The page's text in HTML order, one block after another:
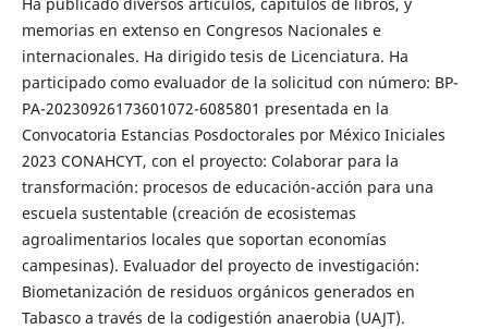
memorias en extenso en Congresos Nacionales e
internacionales. Ha dirigido tesis de Licenciatura. Ha
participado como evaluador de la solicitud con número: BP-
PA-20230926173601072-6085801 presentada en la
Convocatoria Estancias Posdoctorales por México Iniciales
2023 CONAHCYT, con el proyecto: Colaborar para la
transformación: procesos de educación-acción para una
escuela sustentable (creación de ecosistemas
agroalimentarios locales que soportan economías
campesinas). Evaluador del proyecto de investigación:
Biometanización de residuos orgánicos generados en
Tabasco a través de la codigestión anaerobia (UAJT).